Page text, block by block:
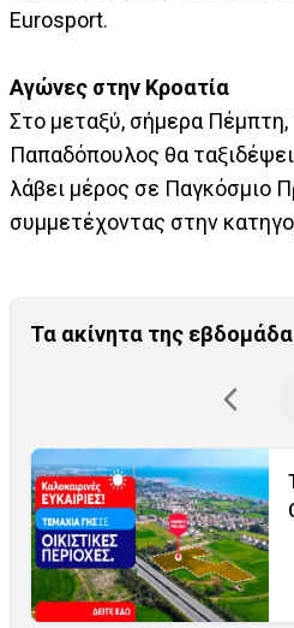
Eurosport.
Αγώνες στην Κροατία
Στο μεταξύ, σήμερα Πέμπτη,
Παπαδόπουλος θα
λάβει μέρος σε Παγκόσμιο
συμμετέχοντας στην
Τα ακίνητα της